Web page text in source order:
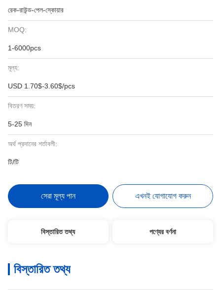
রেক-রাউন্ড-পেল-স্কোয়ার
MOQ:
1-6000pcs
মূল্য:
USD 1.70$-3.60$/pcs
বিতরণ সময়:
5-25 দিন
অর্থ প্রদানের শর্তাবলী:
টি/টি
সেরা মূল্য পান এখনই যোগাযোগ করুন
বিস্তারিত তথ্য পণ্যের বর্ণনা
বিস্তারিত তথ্য